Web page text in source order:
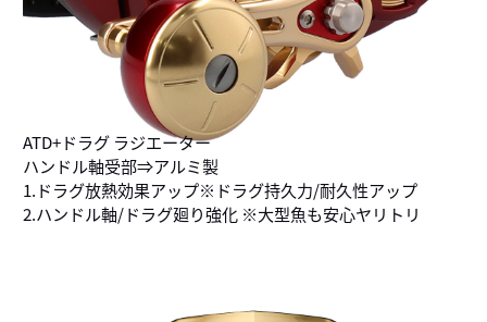
ATD+ドラグ ラジエーター
ハンドル軸受部⇒アルミ製
1.ドラグ放熱効果アップ※ドラグ持久力/耐久性アップ
2.ハンドル軸/ドラグ廻り強化 ※大型魚も安心ヤリトリ